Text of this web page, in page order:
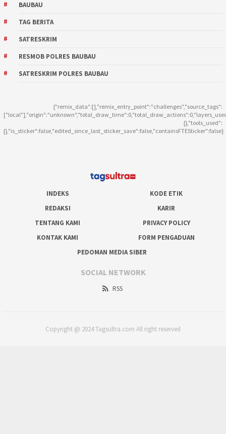
BAUBAU
TAG BERITA
SATRESKRIM
RESMOB POLRES BAUBAU
SATRESKRIM POLRES BAUBAU
{"remix_data":[],"remix_entry_point":"challenges","source_tags":
{},"tools_used":
{},"is_sticker":false,"edited_since_last_sticker_save":false,"containsFTESticker":false}
INDEKS
KODE ETIK
REDAKSI
KARIR
TENTANG KAMI
PRIVACY POLICY
KONTAK KAMI
FORM PENGADUAN
PEDOMAN MEDIA SIBER
SOCIAL NETWORK
RSS
Copyright @ 2024 Tagsultra.com All right reserved